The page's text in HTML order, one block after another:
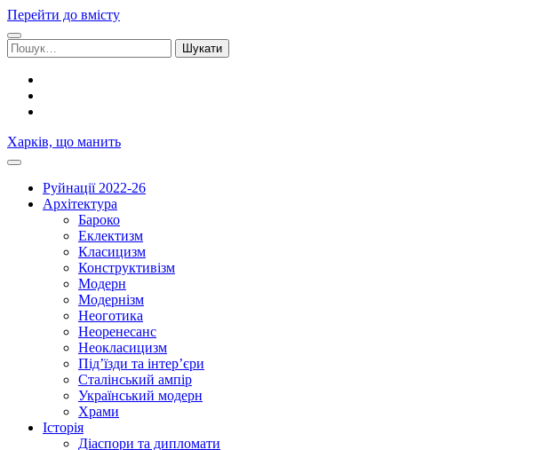
Перейти до вмісту
Шукати:
Харків, що манить
Руйнації 2022-26
Архітектура
Бароко
Еклектизм
Класицизм
Конструктивізм
Модерн
Модернізм
Неоготика
Неоренесанс
Неокласицизм
Під’їзди та інтер’єри
Сталінський ампір
Український модерн
Храми
Історія
Діаспори та дипломати